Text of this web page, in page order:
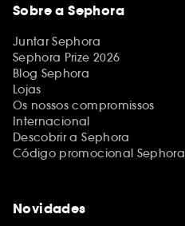
Sobre a Sephora
Juntar Sephora
Sephora Prize 2026
Blog Sephora
Lojas
Os nossos compromissos
Internacional
Descobrir a Sephora
Código promocional Sephora
Novidades